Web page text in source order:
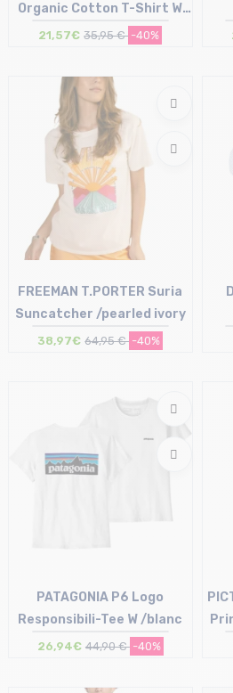
S
Organic Cotton T-Shirt W
/glazed ginger
21,57€ 35,95 € -40%
FREEMAN T.PORTER Suria
Suncatcher /pearled ivory
38,97€ 64,95 € -40%
PATAGONIA P6 Logo
Responsibili-Tee W /blanc
26,94€ 44,90 € -40%